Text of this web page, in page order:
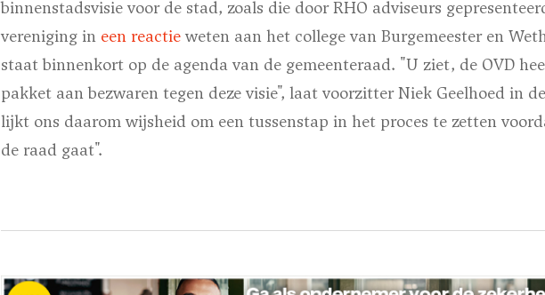
binnenstadsvisie voor de stad, zoals die door RHO adviseurs
vereniging in een reactie weten aan het college van Burgemeester en
staat binnenkort op de agenda van de gemeenteraad. "U ziet, de OVD
pakket aan bezwaren tegen deze visie", laat voorzitter Niek Geelhoed in
lijkt ons daarom wijsheid om een tussenstap in het proces te zetten
de raad gaat".